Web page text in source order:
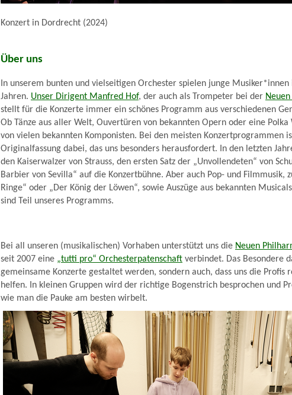
Konzert in Dordrecht (2024)
Über uns
In unserem bunten und vielseitigen Orchester spielen junge
Jahren. Unser Dirigent Manfred Hof, der auch als Trompeter bei der
stellt für die Konzerte immer ein schönes Programm aus verschiedenen
Ob Tänze aus aller Welt, Ouvertüren von bekannten Opern oder eine
von vielen bekannten Komponisten. Bei den meisten Konzertprogrammen
Originalfassung dabei, das uns besonders herausfordert. In den letzten
den Kaiserwalzer von Strauss, den ersten Satz der „Unvollendeten“ von
Barbier von Sevilla“ auf die Konzertbühne. Aber auch Pop- und Filmmusik,
Ringe“ oder „Der König der Löwen“, sowie Auszüge aus bekannten
sind Teil unseres Programms.
Bei all unseren (musikalischen) Vorhaben unterstützt uns die Neuen
seit 2007 eine „tutti pro“ Orchesterpatenschaft verbindet. Das Besondere
gemeinsame Konzerte gestaltet werden, sondern auch, dass uns die
helfen. In kleinen Gruppen wird der richtige Bogenstrich besprochen und
wie man die Pauke am besten wirbelt.